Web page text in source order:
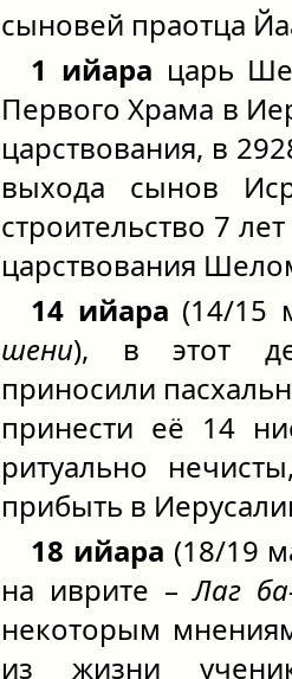
сыновей праотца
1 ийара царь
Первого Храма в
царствования, в
выхода сынов
строительство 7
царствования
14 ийара (14/15
шени), в этот
приносили
принести её 14
ритуально
прибыть в
18 ийара (18/19
на иврите –Лаг
некоторым
из жизни